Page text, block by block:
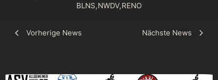
BLNS,NWDV,RENO
Vorherige News Nächste News